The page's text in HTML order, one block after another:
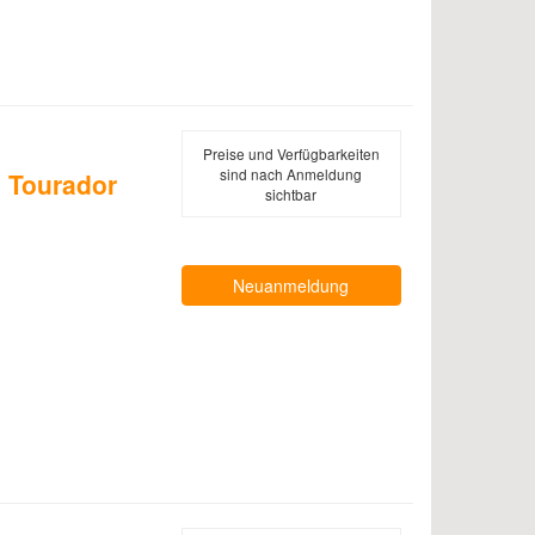
Tourador
Preise und Verfügbarkeiten
sind nach Anmeldung
sichtbar
Neuanmeldung